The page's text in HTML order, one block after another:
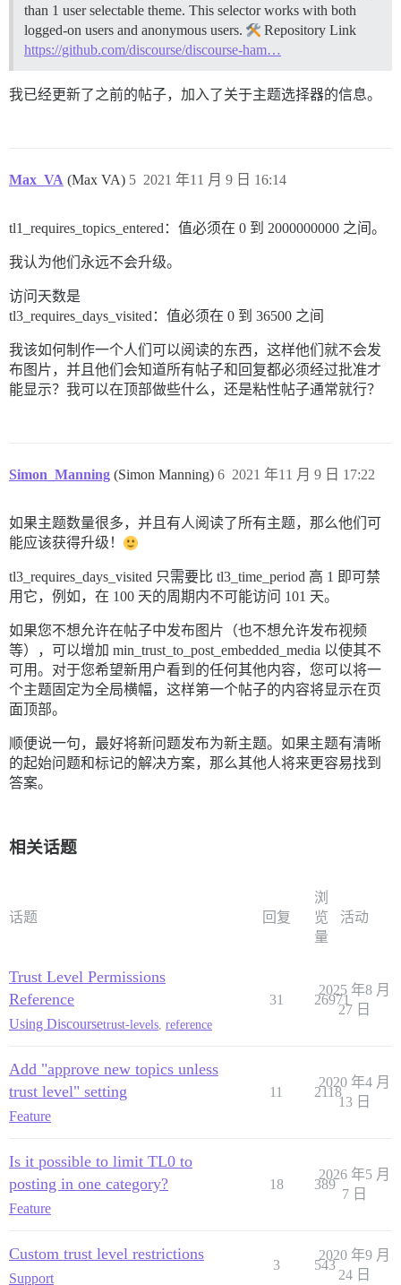
than 1 user selectable theme. This selector works with both
logged-on users and anonymous users.
Repository Link
https://github.com/discourse/discourse-ham…
我已经更新了之前的帖子，加入了关于主题选择器的信息。
Max_VA (Max VA) 2021 年11 月 9 日 16:14
5
tl1_requires_topics_entered：值必须在 0 到 2000000000 之间。
我认为他们永远不会升级。
访问天数是
tl3_requires_days_visited：值必须在 0 到 36500 之间
我该如何制作一个人们可以阅读的东西，这样他们就不会发
布图片，并且他们会知道所有帖子和回复都必须经过批准才
能显示？我可以在顶部做些什么，还是粘性帖子通常就行？
Simon_Manning (Simon Manning) 2021 年11 月 9 日 17:22
6
如果主题数量很多，并且有人阅读了所有主题，那么他们可
能应该获得升级！
tl3_requires_days_visited 只需要比 tl3_time_period 高 1 即可禁
用它，例如，在 100 天的周期内不可能访问 101 天。
如果您不想允许在帖子中发布图片（也不想允许发布视频
等），可以增加 min_trust_to_post_embedded_media 以使其不
可用。对于您希望新用户看到的任何其他内容，您可以将一
个主题固定为全局横幅，这样第一个帖子的内容将显示在页
面顶部。
顺便说一句，最好将新问题发布为新主题。如果主题有清晰
的起始问题和标记的解决方案，那么其他人将来更容易找到
答案。
相关话题
话题 回复
浏
览
量
活动
Trust Level Permissions
Reference
Using Discoursetrust-levels reference
31 26971
2025 年8 月
27 日
Add "approve new topics unless
trust level" setting
Feature
11 2118
2020 年4 月
13 日
Is it possible to limit TL0 to
posting in one category?
Feature
18 389
2026 年5 月
7 日
Custom trust level restrictions
Support
3 543
2020 年9 月
24 日